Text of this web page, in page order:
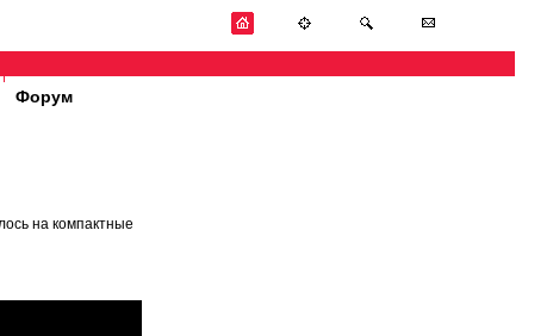
Форум
на компактные